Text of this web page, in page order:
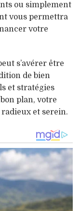
ou simplement
vous permettra
votre
s’avérer être
de bien
et stratégies
plan, votre
et serein.